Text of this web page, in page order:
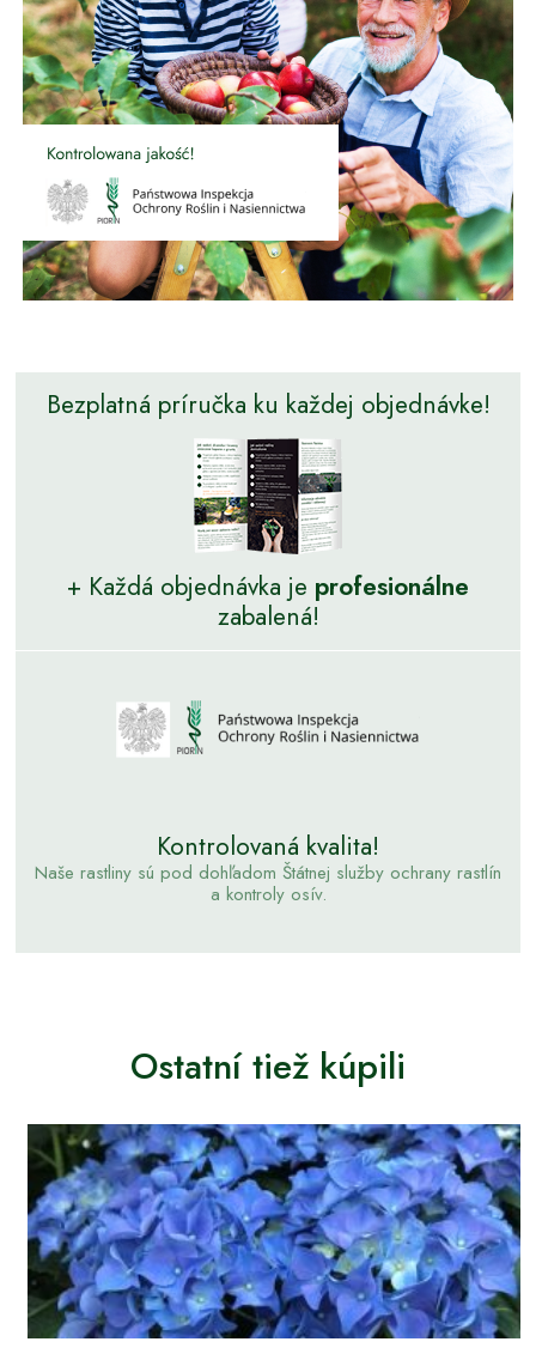
Bezplatná príručka ku každej objednávke!
+ Každá objednávka je profesionálne
zabalená!
Kontrolovaná kvalita!
Naše rastliny sú pod dohľadom Štátnej služby ochrany rastlín
a kontroly osív.
Ostatní tiež kúpili